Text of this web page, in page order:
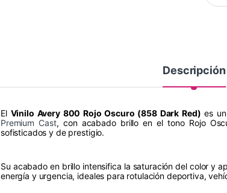
Descripción
El Vinilo Avery 800 Rojo Oscuro (858 Dark Red) es
Premium Cast, con acabado brillo en el tono Rojo
sofisticados y de prestigio.
Su acabado en brillo intensifica la saturación del color y
energía y urgencia, ideales para rotulación deportiva,